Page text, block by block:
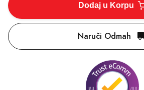
Dodaj u Korpu
Naruči Odmah